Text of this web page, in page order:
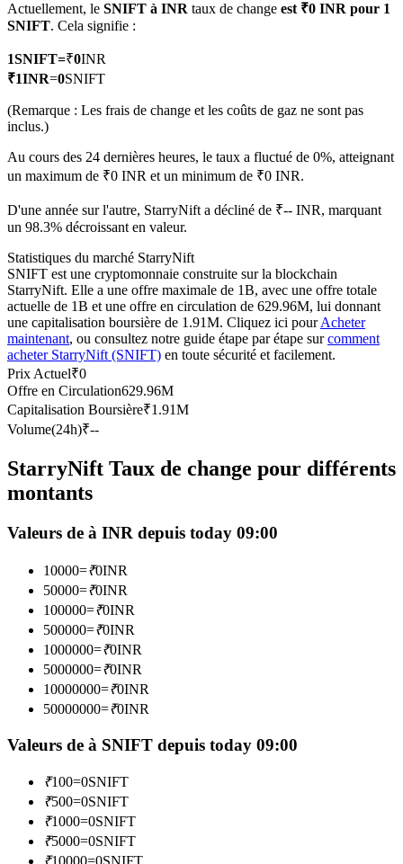
Produits dérivés sur actions, forex, métaux précieux et matières
premières
Futures USDC
Copie de Trading
Devenez un trader de copie
Profitez du partage des bénéfices et des commissions de copy
trading
Actuellement, le SNIFT à INR taux de change est ₹0 INR pour 1
SNIFT. Cela signifie :
1SNIFT=₹0INR
₹1INR=0SNIFT
(Remarque : Les frais de change et les coûts de gaz ne sont pas
inclus.)
Au cours des 24 dernières heures, le taux a fluctué de 0%, atteignant
un maximum de ₹0 INR et un minimum de ₹0 INR.
D'une année sur l'autre, StarryNift a décliné de ₹-- INR, marquant
un 98.3% décroissant en valeur.
Statistiques du marché StarryNift
SNIFT est une cryptomonnaie construite sur la blockchain
StarryNift. Elle a une offre maximale de 1B, avec une offre totale
actuelle de 1B et une offre en circulation de 629.96M, lui donnant
une capitalisation boursière de 1.91M. Cliquez ici pourAcheter
maintenant, ou consultez notre guide étape par étape surcomment
acheter StarryNift (SNIFT) en toute sécurité et facilement.
Prix Actuel₹0
Offre en Circulation629.96M
Capitalisation Boursière₹1.91M
Volume(24h)₹--
StarryNift Taux de change pour différents
montants
Valeurs de à INR depuis today 09:00
10000=₹0INR
50000=₹0INR
100000=₹0INR
500000=₹0INR
1000000=₹0INR
5000000=₹0INR
10000000=₹0INR
50000000=₹0INR
Valeurs de à SNIFT depuis today 09:00
₹100=0SNIFT
₹500=0SNIFT
₹1000=0SNIFT
₹5000=0SNIFT